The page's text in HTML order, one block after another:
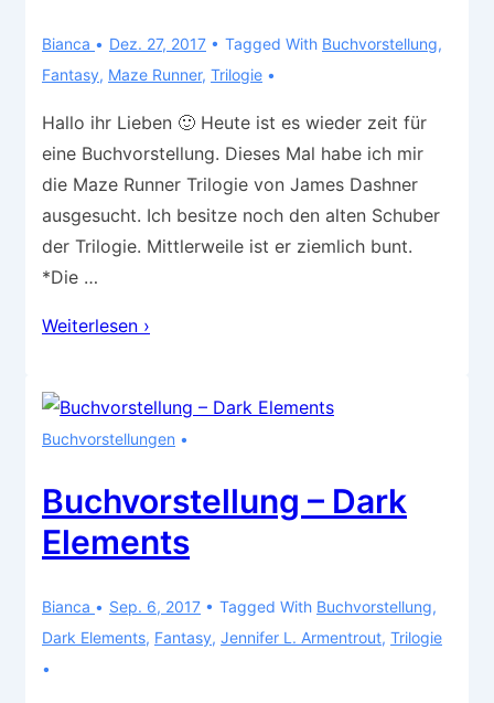
Bianca Dez. 27, 2017 Tagged With Buchvorstellung,
Fantasy, Maze Runner, Trilogie
Hallo ihr Lieben 🙂 Heute ist es wieder zeit für
eine Buchvorstellung. Dieses Mal habe ich mir
die Maze Runner Trilogie von James Dashner
ausgesucht. Ich besitze noch den alten Schuber
der Trilogie. Mittlerweile ist er ziemlich bunt.
*Die …
Buchvorstellung
Runner
Trilogie
Weiterlesen ›
Buchvorstellungen
Buchvorstellung – Dark
Elements
Bianca Sep. 6, 2017 Tagged With Buchvorstellung,
Dark Elements, Fantasy, Jennifer L. Armentrout, Trilogie